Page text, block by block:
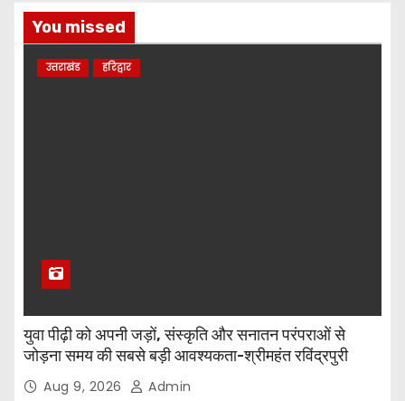
You missed
उत्तराखंड हरिद्वार
युवा पीढ़ी को अपनी जड़ों, संस्कृति और सनातन परंपराओं से
जोड़ना समय की सबसे बड़ी आवश्यकता-श्रीमहंत रविंद्रपुरी
Aug 9, 2026 Admin